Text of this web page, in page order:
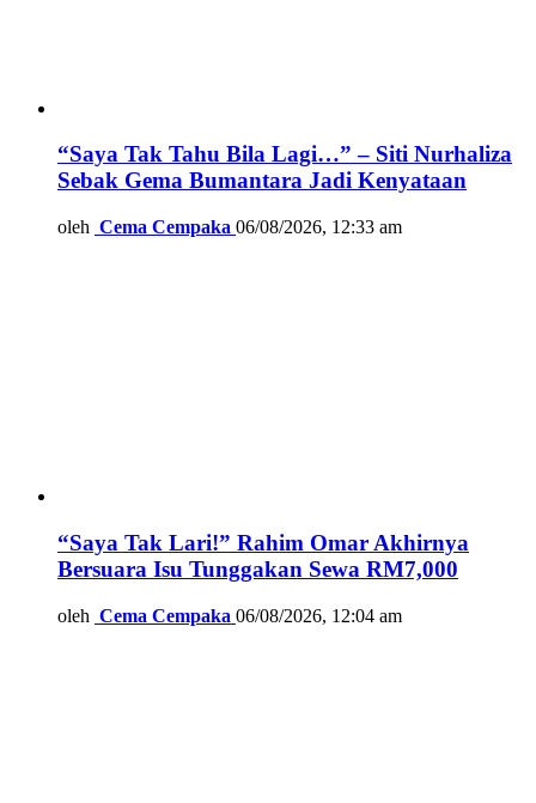
“Saya Tak Tahu Bila Lagi…” – Siti Nurhaliza
Sebak Gema Bumantara Jadi Kenyataan
oleh Cema Cempaka 06/08/2026, 12:33 am
“Saya Tak Lari!” Rahim Omar Akhirnya
Bersuara Isu Tunggakan Sewa RM7,000
oleh Cema Cempaka 06/08/2026, 12:04 am